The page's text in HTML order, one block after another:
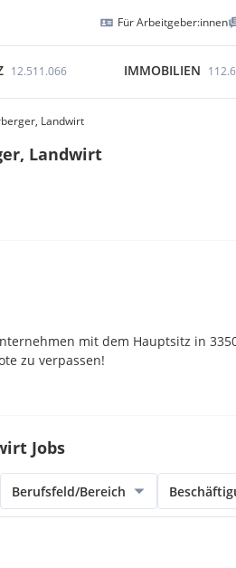
Für Arbeitgeber:innen
12.511.066 IMMOBILIEN
Landwirt
Landwirt
mit dem Hauptsitz in
zu verpassen!
Jobs
Berufsfeld/Bereich